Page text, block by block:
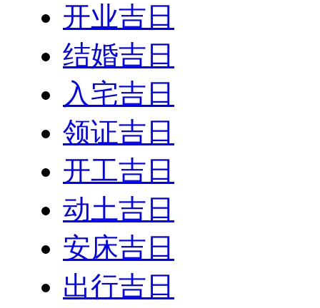
开业吉日
结婚吉日
入宅吉日
领证吉日
开工吉日
动土吉日
安床吉日
出行吉日